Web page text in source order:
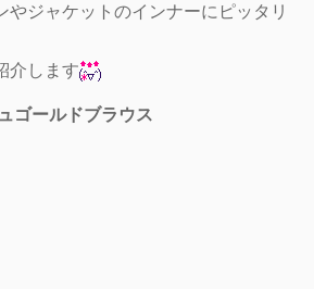
やジャケットのインナーにピッタリ
介します
ゴールドブラウス